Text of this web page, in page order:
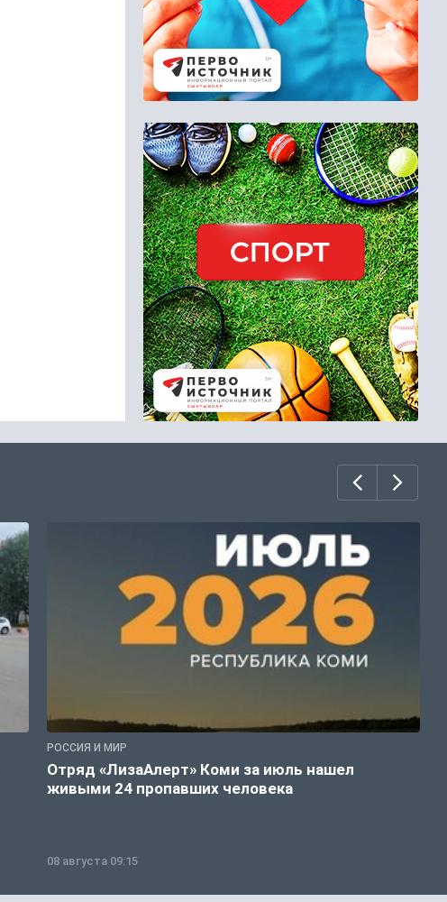
РОССИЯ И МИР
Отряд «ЛизаАлерт» Коми за июль нашел
живыми 24 пропавших человека
08 августа 09:15